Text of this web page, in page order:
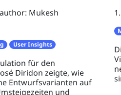
Mukesh
User Insights
für den
Diridon zeigte, wie
Entwurfsvarianten auf
und